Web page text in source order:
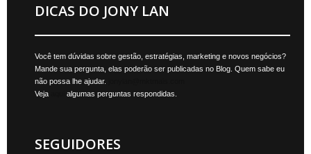
DICAS DO JONY LAN
Você tem dúvidas sobre gestão, estratégias, marketing e novos negócios?
Mande sua pergunta, elas poderão ser publicadas no Blog. Quem sabe eu
não possa lhe ajudar.
Veja
algumas perguntas respondidas.
SEGUIDORES